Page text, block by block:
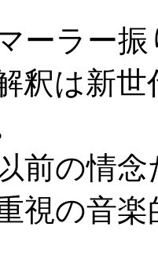
ーラー
釈は新
前の情
視の音